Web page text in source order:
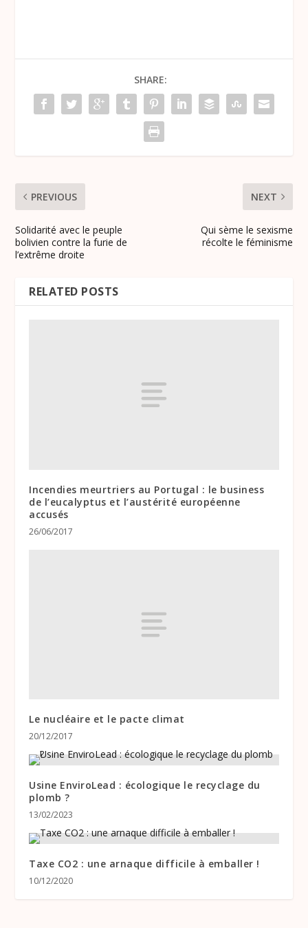
SHARE:
PREVIOUS
Solidarité avec le peuple
bolivien contre la furie de
l’extrême droite
NEXT
Qui sème le sexisme
récolte le féminisme
RELATED POSTS
Incendies meurtriers au Portugal : le business
de l’eucalyptus et l’austérité européenne
accusés
26/06/2017
Le nucléaire et le pacte climat
20/12/2017
Usine EnviroLead : écologique le recyclage du
plomb ?
13/02/2023
Taxe CO2 : une arnaque difficile à emballer !
10/12/2020